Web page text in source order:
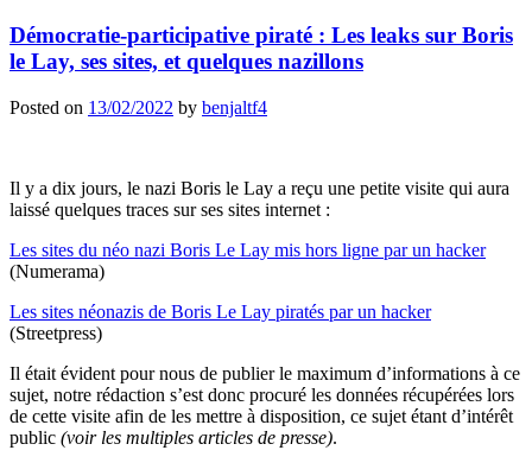
Démocratie-participative piraté : Les leaks sur Boris
le Lay, ses sites, et quelques nazillons
Posted on 13/02/2022 by benjaltf4
Il y a dix jours, le nazi Boris le Lay a reçu une petite visite qui aura
laissé quelques traces sur ses sites internet :
Les sites du néo nazi Boris Le Lay mis hors ligne par un hacker
(Numerama)
Les sites néonazis de Boris Le Lay piratés par un hacker
(Streetpress)
Il était évident pour nous de publier le maximum d’informations à ce
sujet, notre rédaction s’est donc procuré les données récupérées lors
de cette visite afin de les mettre à disposition, ce sujet étant d’intérêt
public (voir les multiples articles de presse).